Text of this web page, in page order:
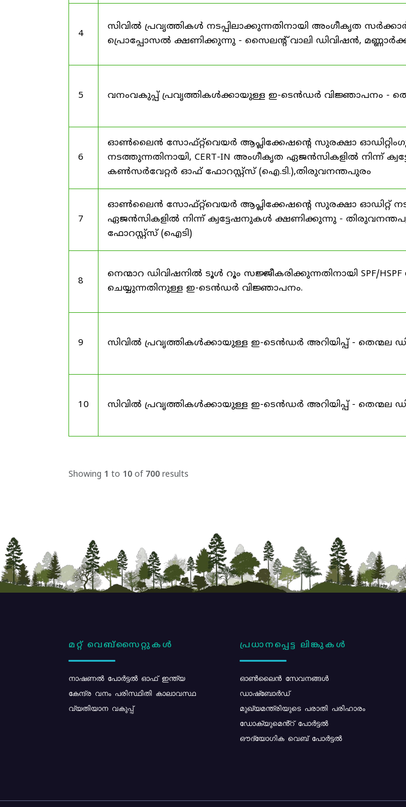
4
സിവിൽ പ്രവൃത്തികൾ നടപ്പിലാക്കുന്നതിനായി അംഗീകൃത
പ്രൊപ്പോസൽ ക്ഷണിക്കുന്നു - സൈലന്റ് വാലി ഡിവിഷൻ,
5 വനംവകുപ്പ് പ്രവൃത്തികൾക്കായുള്ള ഇ-ടെൻഡർ വിജ്ഞാപനം -
6
ഓൺലൈൻ സോഫ്റ്റ്‌വെയർ ആപ്ലിക്കേഷന്റെ സുരക്ഷാ
നടത്തുന്നതിനായി, CERT-IN അംഗീകൃത ഏജൻസികളിൽ നിന്ന്
കൺസർവേറ്റർ ഓഫ് ഫോറസ്റ്റ്സ് (ഐ.ടി.),തിരുവനന്തപുരം
7
ഓൺലൈൻ സോഫ്റ്റ്‌വെയർ ആപ്ലിക്കേഷന്റെ സുരക്ഷാ ഓഡിറ്റ്
ഏജൻസികളിൽ നിന്ന് ക്വട്ടേഷനുകൾ ക്ഷണിക്കുന്നു -
ഫോറസ്റ്റ്സ് (ഐടി)
8
നെന്മാറ ഡിവിഷനിൽ ടൂൾ റൂം സജ്ജീകരിക്കുന്നതിനായി SPF/
ചെയ്യുന്നതിനുള്ള ഇ-ടെൻഡർ വിജ്ഞാപനം.
9 സിവിൽ പ്രവൃത്തികൾക്കായുള്ള ഇ-ടെൻഡർ അറിയിപ്പ് - തെന്മല
10 സിവിൽ പ്രവൃത്തികൾക്കായുള്ള ഇ-ടെൻഡർ അറിയിപ്പ് - തെന്മല
Showing 1 to 10 of 700 results
മറ്റ് വെബ്സൈറ്റുകൾ
നാഷണൽ പോർട്ടൽ ഓഫ് ഇന്ത്യ
കേന്ദ്ര വനം പരിസ്ഥിതി കാലാവസ്ഥ
വ്യതിയാന വകുപ്പ്
പ്രധാനപ്പെട്ട ലിങ്കുകൾ
ഓൺലൈൻ സേവനങ്ങൾ
ഡാഷ്ബോർഡ്
മുഖ്യമന്ത്രിയുടെ പരാതി പരിഹാരം
ഡോക്യുമെൻ്റ് പോർട്ടൽ
ഔദ്യോഗിക വെബ് പോർട്ടൽ